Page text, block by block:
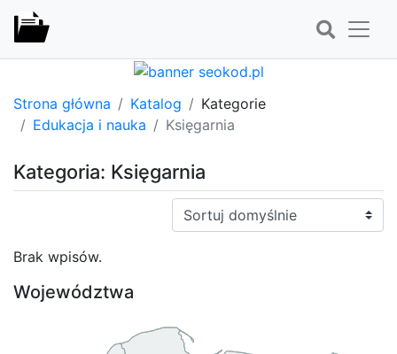
Strona główna Katalog
Kategorie
Edukacja i nauka
Księgarnia
Kategoria: Księgarnia
Sortuj:
Brak wpisów.
Województwa